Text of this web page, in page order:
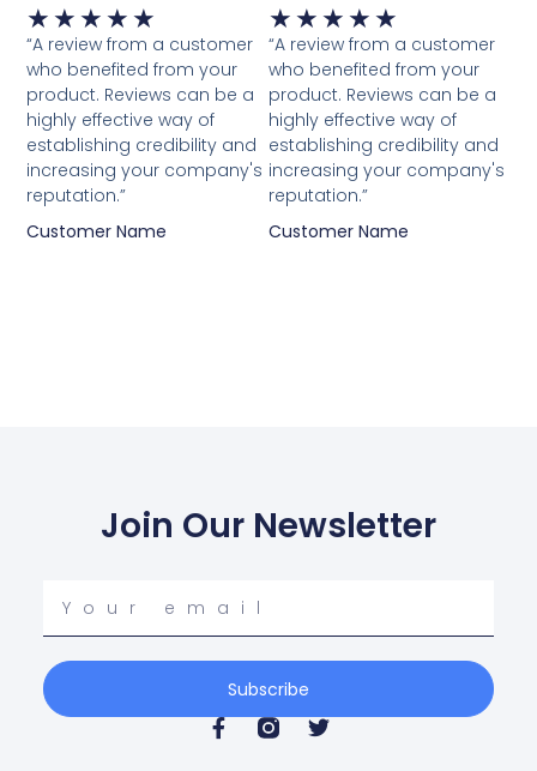
★ ★ ★ ★ ★ Waardering
5
van
5
“A review from a customer
who benefited from your
product. Reviews can be a
highly effective way of
establishing credibility and
increasing your company's
reputation.”
Customer Name
★ ★ ★ ★ ★
5
van
5
“A review from a customer
who benefited from your
product. Reviews can be a
highly effective way of
establishing credibility and
increasing your company's
reputation.”
Customer Name
Join Our Newsletter
email
Subscribe
F
a
T